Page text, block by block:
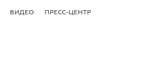
ВИДЕО ПРЕСС-ЦЕНТР